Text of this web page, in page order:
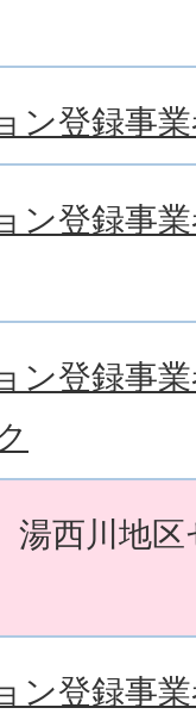
ン登録事
ン登録事
ン登録事
湯西川地
ン登録事